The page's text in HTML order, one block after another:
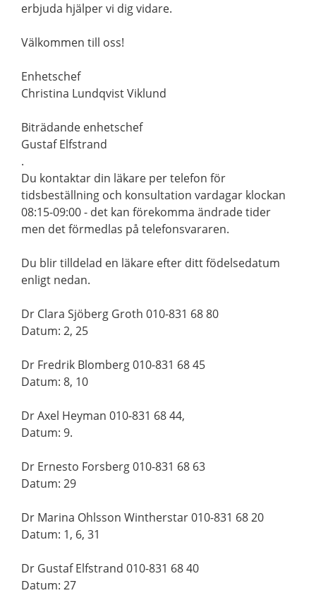
erbjuda hjälper vi dig vidare.
Välkommen till oss!
Enhetschef
Christina Lundqvist Viklund
Biträdande enhetschef
Gustaf Elfstrand
.
Du kontaktar din läkare per telefon för
tidsbeställning och konsultation vardagar klockan
08:15-09:00 - det kan förekomma ändrade tider
men det förmedlas på telefonsvararen.
Du blir tilldelad en läkare efter ditt födelsedatum
enligt nedan.
Dr Clara Sjöberg Groth 010-831 68 80
Datum: 2, 25
Dr Fredrik Blomberg 010-831 68 45
Datum: 8, 10
Dr Axel Heyman 010-831 68 44,
Datum: 9.
Dr Ernesto Forsberg 010-831 68 63
Datum: 29
Dr Marina Ohlsson Wintherstar 010-831 68 20
Datum: 1, 6, 31
Dr Gustaf Elfstrand 010-831 68 40
Datum: 27